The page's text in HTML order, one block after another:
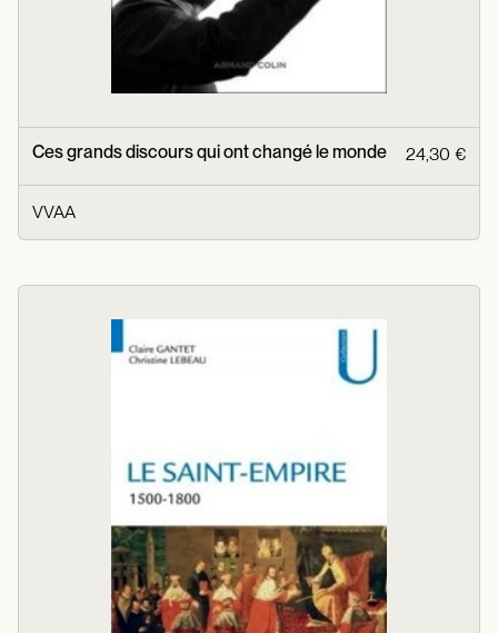
Ces grands discours qui ont changé le monde 24,30 €
VVAA